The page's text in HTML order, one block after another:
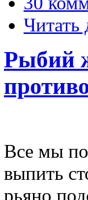
Читать
Рыбий
Все мы
выпить
рьяно